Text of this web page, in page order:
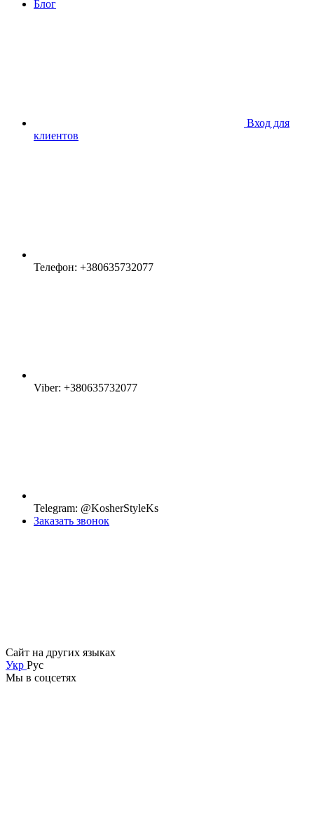
Блог
Вход для
клиентов
Телефон: +380635732077
Viber: +380635732077
Telegram: @KosherStyleKs
Заказать звонок
Сайт на других языках
Укр Рус
Мы в соцсетях